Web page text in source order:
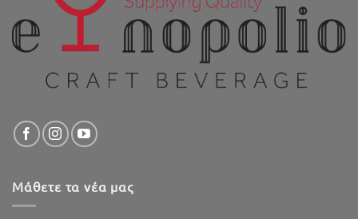
Μάθετε τα νέα μας